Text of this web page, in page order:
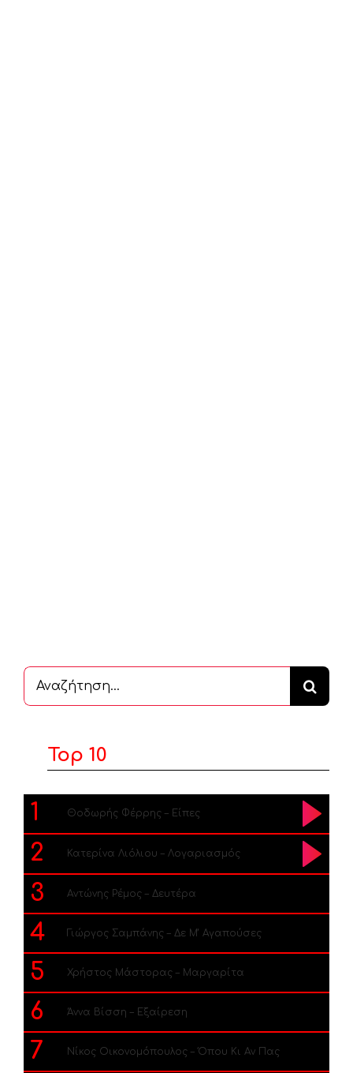
Αναζήτηση
...
Top 10
1 Θοδωρής Φέρρης – Είπες
2 Κατερίνα Λιόλιου – Λογαριασμός
3 Αντώνης Ρέμος – Δευτέρα
4 Γιώργος Σαμπάνης – Δε Μ’ Αγαπούσες
5 Χρήστος Μάστορας – Μαργαρίτα
6 Άννα Βίσση – Εξαίρεση
7 Νίκος Οικονομόπουλος – Όπου Κι Αν Πας